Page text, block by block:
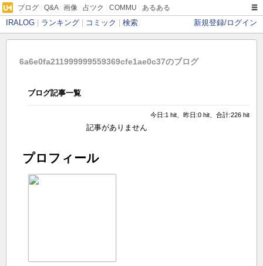
ブログ Q&A| 画像 占ツク COMMU あるある
IRALOG ランキング コミック 検索 新規登録/ログイン
6a6e0fa211999999559369cfe1ae0c37のブログ
ブログ記事一覧
今日:1 hit、昨日:0 hit、合計:226 hit
記事がありません
プロフィール